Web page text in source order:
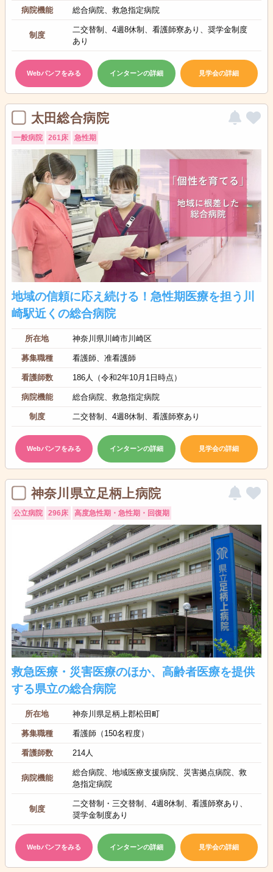
病院機能 総合病院、救急指定病院
制度
二交替制、4週8休制、看護師寮あり、奨学金制度
あり
Webパンフをみる インターンの詳細 見学会の詳細
太田総合病院
一般病院 261床 急性期
地域の信頼に応え続ける！急性期医療を担う川
崎駅近くの総合病院
所在地 神奈川県川崎市川崎区
募集職種 看護師、准看護師
看護師数 186人（令和2年10月1日時点）
病院機能 総合病院、救急指定病院
制度 二交替制、4週8休制、看護師寮あり
Webパンフをみる インターンの詳細 見学会の詳細
神奈川県立足柄上病院
公立病院 296床 高度急性期・急性期・回復期
救急医療・災害医療のほか、高齢者医療を提供
する県立の総合病院
所在地 神奈川県足柄上郡松田町
募集職種 看護師（150名程度）
看護師数 214人
病院機能
総合病院、地域医療支援病院、災害拠点病院、救
急指定病院
制度
二交替制・三交替制、4週8休制、看護師寮あり、
奨学金制度あり
Webパンフをみる インターンの詳細 見学会の詳細